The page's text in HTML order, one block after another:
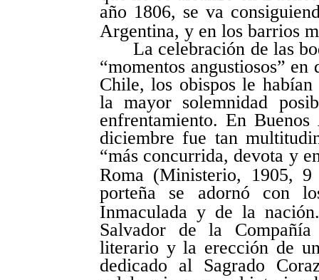
año 1806, se va
Argentina, y en los barrios
La celebración de las
“momentos angustiosos”
Chile, los obispos le
la mayor solemnidad
enfrentamiento. En
diciembre fue tan
“más concurrida, devota y
Roma (Ministerio, 1905,
porteña se adornó con
Inmaculada y de la nación.
Salvador de la
literario y la erección de
dedicado al Sagrado